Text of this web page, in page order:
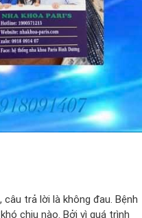
trả lời là không đau. Bệnh
chịu nào. Bởi vì quá trình